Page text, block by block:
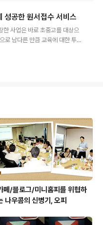
다. 또한, 대학에 입학하기 위해
업을 추진했다. 자체적으로 입시
인 교육 사업에 진출한 것이다.
성공한 원서접수 서비스
한 사업은 바로 초중고를 대상으
로 남다른 만큼 교육에 대한 투
원서접수 시장이다. 매년 입시
성공한 유웨이의 비즈니스 모
입시 교육, 성인 교육 그리고 취
페/블로그/미니홈피를 위협하
나우콤의 신병기, 오피